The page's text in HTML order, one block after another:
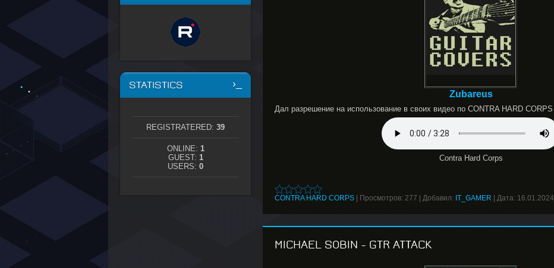
Zubareus
Дал разрешение на использование в своих видео по CONTRA HARD CORPS
Contra Hard Corps
CONTRA HARD CORPS Просмотров: 277 Добавил: IT_GAMER Дата: 16.01.2024
MICHAEL SOBIN - GTR ATTACK
STATISTICS
REGISTRATERED: 39
ONLINE: 1
GUEST: 1
USERS: 0